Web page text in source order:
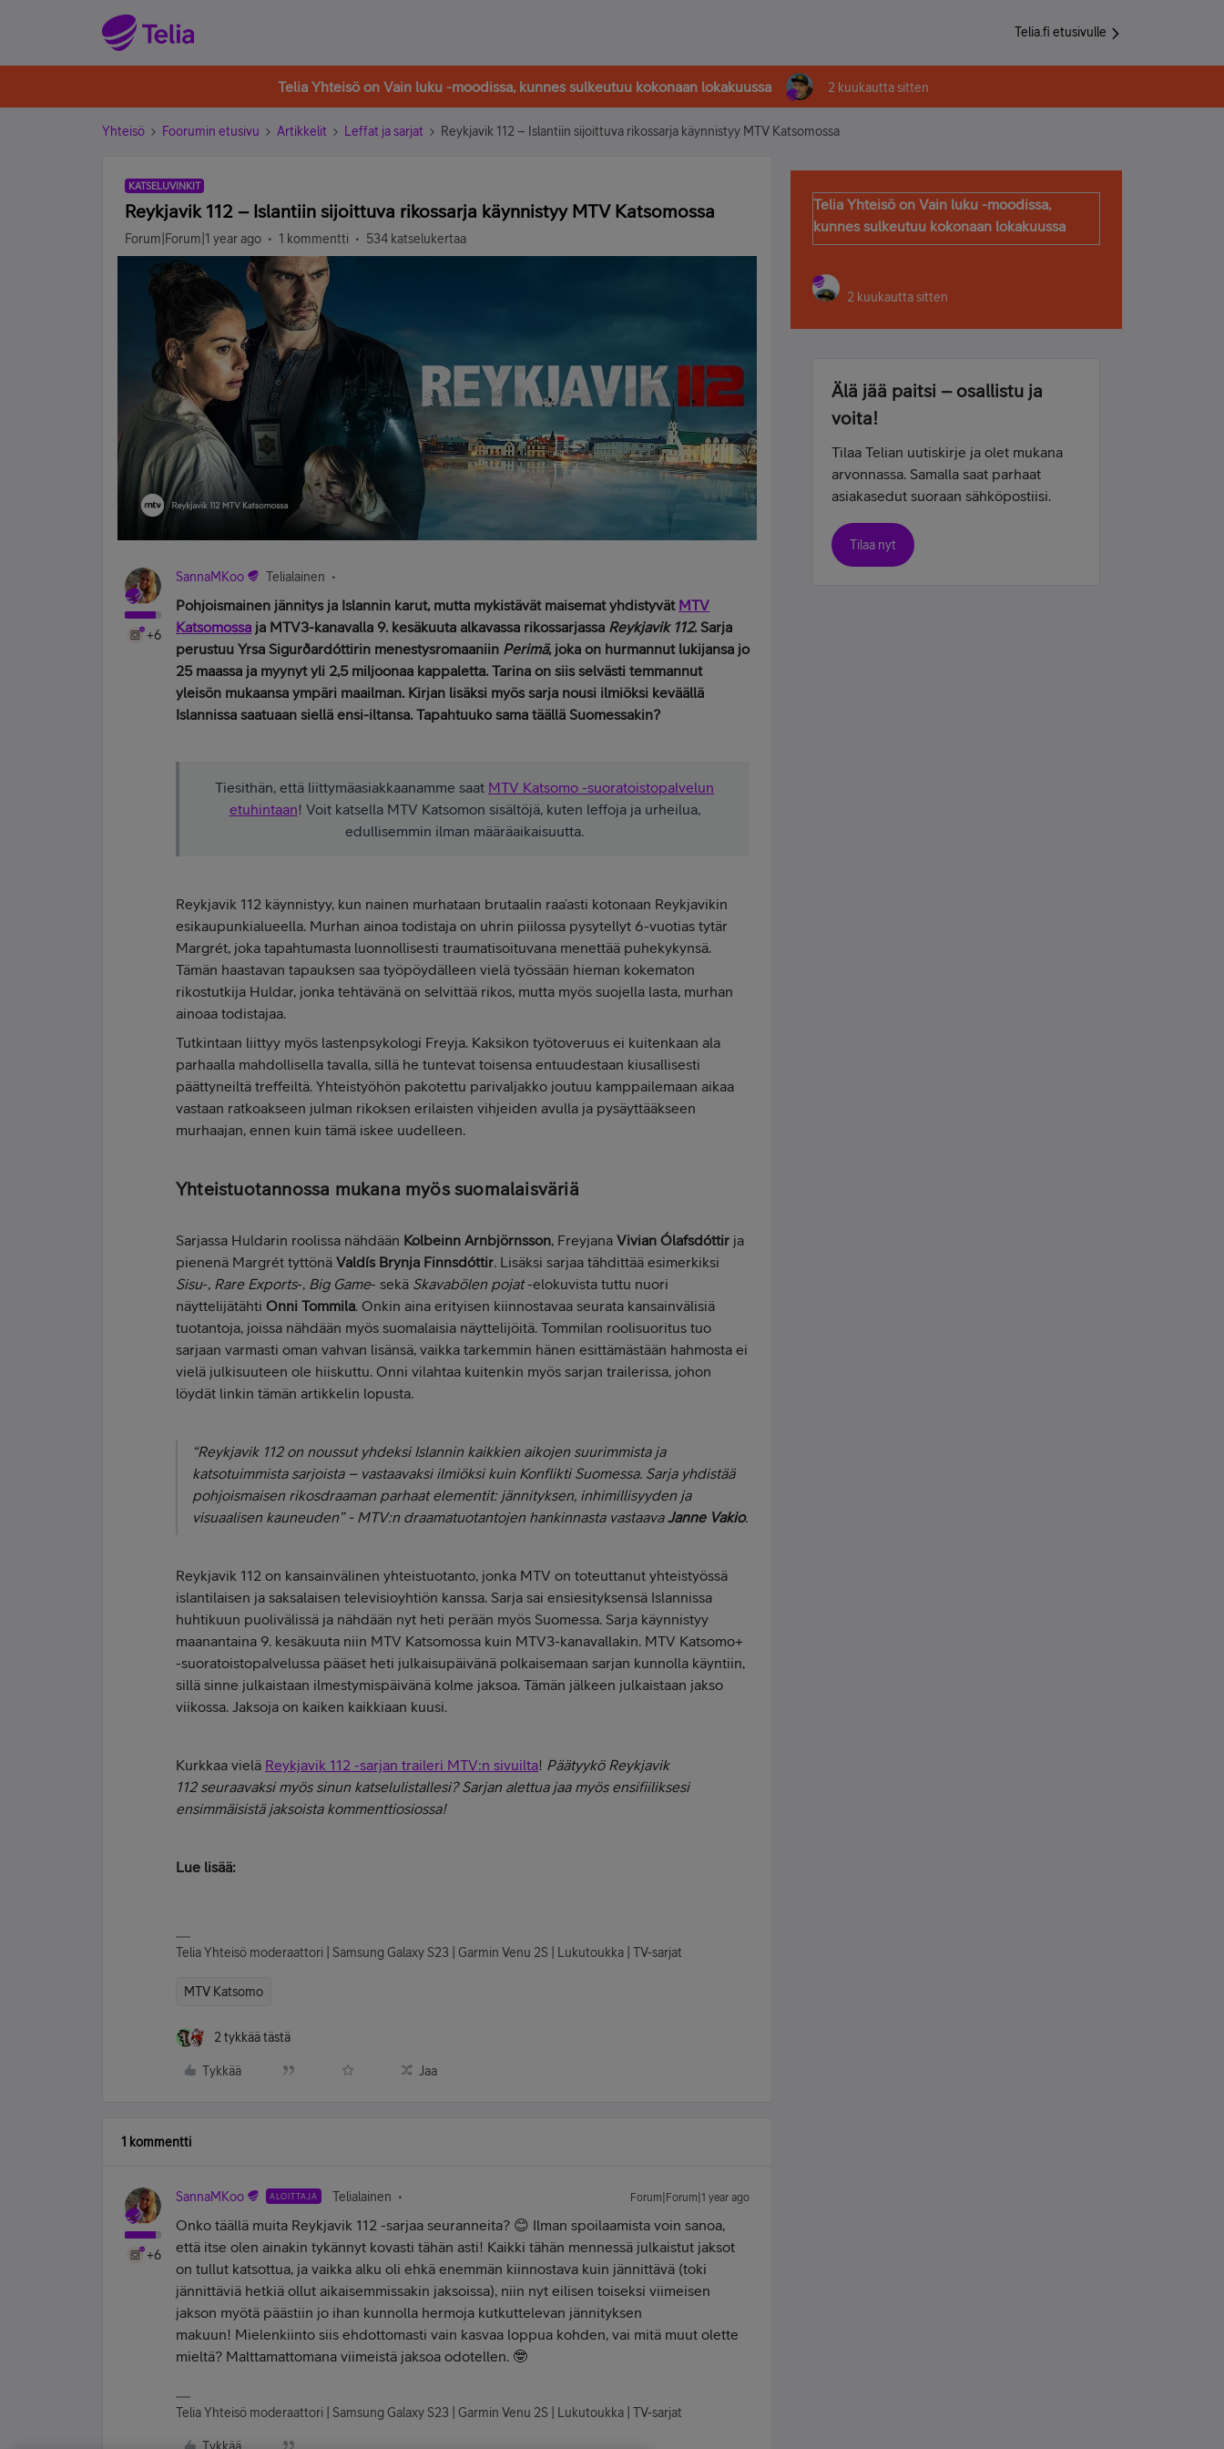
Telia.fi etusivulle
Telia Yhteisö on Vain luku -moodissa, kunnes sulkeutuu kokonaan lokakuussa 2 kuukautta sitten
Yhteisö Foorumin etusivu Artikkelit Leffat ja sarjat Reykjavik 112 – Islantiin sijoittuva rikossarja käynnistyy MTV Katsomossa
KATSELUVINKIT
Reykjavik 112 – Islantiin sijoittuva rikossarja käynnistyy MTV Katsomossa
Forum|Forum|1 year ago 1 kommentti 534 katselukertaa
+6
SannaMKoo Telialainen
Pohjoismainen jännitys ja Islannin karut, mutta mykistävät maisemat yhdistyvät MTV
Katsomossa ja MTV3-kanavalla 9. kesäkuuta alkavassa rikossarjassa Reykjavik 112. Sarja
perustuu Yrsa Sigurðardóttirin menestysromaaniin Perimä, joka on hurmannut lukijansa jo
25 maassa ja myynyt yli 2,5 miljoonaa kappaletta. Tarina on siis selvästi temmannut
yleisön mukaansa ympäri maailman. Kirjan lisäksi myös sarja nousi ilmiöksi keväällä
Islannissa saatuaan siellä ensi-iltansa. Tapahtuuko sama täällä Suomessakin?
Tiesithän, että liittymäasiakkaanamme saat MTV Katsomo -suoratoistopalvelun
etuhintaan! Voit katsella MTV Katsomon sisältöjä, kuten leffoja ja urheilua,
edullisemmin ilman määräaikaisuutta.
Reykjavik 112 käynnistyy, kun nainen murhataan brutaalin raa’asti kotonaan Reykjavikin
esikaupunkialueella. Murhan ainoa todistaja on uhrin piilossa pysytellyt 6-vuotias tytär
Margrét, joka tapahtumasta luonnollisesti traumatisoituvana menettää puhekykynsä.
Tämän haastavan tapauksen saa työpöydälleen vielä työssään hieman kokematon
rikostutkija Huldar, jonka tehtävänä on selvittää rikos, mutta myös suojella lasta, murhan
ainoaa todistajaa.
Tutkintaan liittyy myös lastenpsykologi Freyja. Kaksikon työtoveruus ei kuitenkaan ala
parhaalla mahdollisella tavalla, sillä he tuntevat toisensa entuudestaan kiusallisesti
päättyneiltä treffeiltä. Yhteistyöhön pakotettu parivaljakko joutuu kamppailemaan aikaa
vastaan ratkoakseen julman rikoksen erilaisten vihjeiden avulla ja pysäyttääkseen
murhaajan, ennen kuin tämä iskee uudelleen.
Yhteistuotannossa mukana myös suomalaisväriä
Sarjassa Huldarin roolissa nähdään Kolbeinn Arnbjörnsson, Freyjana Vivian Ólafsdóttir ja
pienenä Margrét tyttönä Valdís Brynja Finnsdóttir. Lisäksi sarjaa tähdittää esimerkiksi
Sisu-, Rare Exports-, Big Game- sekä Skavabölen pojat-elokuvista tuttu nuori
näyttelijätähti Onni Tommila. Onkin aina erityisen kiinnostavaa seurata kansainvälisiä
tuotantoja, joissa nähdään myös suomalaisia näyttelijöitä. Tommilan roolisuoritus tuo
sarjaan varmasti oman vahvan lisänsä, vaikka tarkemmin hänen esittämästään hahmosta ei
vielä julkisuuteen ole hiiskuttu. Onni vilahtaa kuitenkin myös sarjan trailerissa, johon
löydät linkin tämän artikkelin lopusta.
“Reykjavik 112 on noussut yhdeksi Islannin kaikkien aikojen suurimmista ja
katsotuimmista sarjoista – vastaavaksi ilmiöksi kuin KonfliktiSuomessa. Sarja yhdistää
pohjoismaisen rikosdraaman parhaat elementit: jännityksen, inhimillisyyden ja
visuaalisen kauneuden” - MTV:n draamatuotantojen hankinnasta vastaavaJanne Vakio.
Reykjavik 112 on kansainvälinen yhteistuotanto, jonka MTV on toteuttanut yhteistyössä
islantilaisen ja saksalaisen televisioyhtiön kanssa. Sarja sai ensiesityksensä Islannissa
huhtikuun puolivälissä ja nähdään nyt heti perään myös Suomessa. Sarja käynnistyy
maanantaina 9. kesäkuuta niin MTV Katsomossa kuin MTV3-kanavallakin. MTV Katsomo+
-suoratoistopalvelussa pääset heti julkaisupäivänä polkaisemaan sarjan kunnolla käyntiin,
sillä sinne julkaistaan ilmestymispäivänä kolme jaksoa. Tämän jälkeen julkaistaan jakso
viikossa. Jaksoja on kaiken kaikkiaan kuusi.
Kurkkaa vielä Reykjavik 112 -sarjan traileri MTV:n sivuilta! Päätyykö Reykjavik
112 seuraavaksi myös sinun katselulistallesi? Sarjan alettua jaa myös ensifiiliksesi
ensimmäisistä jaksoista kommenttiosiossa!
Lue lisää:
Telia Yhteisö moderaattori | Samsung Galaxy S23 | Garmin Venu 2S | Lukutoukka | TV-sarjat
MTV Katsomo
2 tykkää tästä
Tykkää Jaa
1 kommentti
+6
SannaMKoo ALOITTAJA Telialainen Forum|Forum|1 year ago
Onko täällä muita Reykjavik 112 -sarjaa seuranneita? 😊 Ilman spoilaamista voin sanoa,
että itse olen ainakin tykännyt kovasti tähän asti! Kaikki tähän mennessä julkaistut jaksot
on tullut katsottua, ja vaikka alku oli ehkä enemmän kiinnostava kuin jännittävä (toki
jännittäviä hetkiä ollut aikaisemmissakin jaksoissa), niin nyt eilisen toiseksi viimeisen
jakson myötä päästiin jo ihan kunnolla hermoja kutkuttelevan jännityksen
makuun! Mielenkiinto siis ehdottomasti vain kasvaa loppua kohden, vai mitä muut olette
mieltä? Malttamattomana viimeistä jaksoa odotellen. 🤓
Telia Yhteisö moderaattori | Samsung Galaxy S23 | Garmin Venu 2S | Lukutoukka | TV-sarjat
Telia Yhteisö on Vain luku -moodissa,
kunnes sulkeutuu kokonaan lokakuussa
2 kuukautta sitten
Älä jää paitsi – osallistu ja
voita!
Tilaa Telian uutiskirje ja olet mukana
arvonnassa. Samalla saat parhaat
asiakasedut suoraan sähköpostiisi.
Tilaa nyt